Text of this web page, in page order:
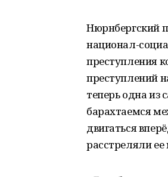
Нюрнбергский
национал-
преступления
преступлений
теперь одна из
барахтаемся
двигаться
расстреляли